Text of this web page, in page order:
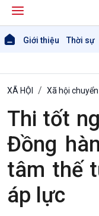
Giới thiệu Thời sự
XÃ HỘI Xã hội
Thi tốt
Đồng
tâm thế
áp lực